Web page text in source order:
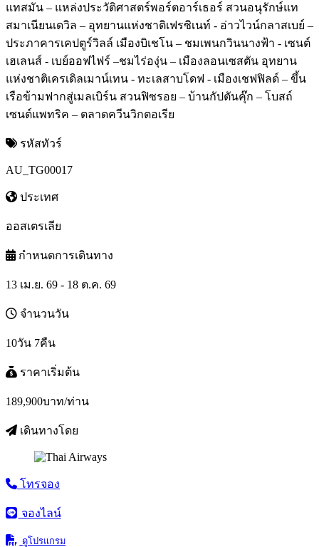
แทสมัน – แหล่งประวัติศาสตร์พอร์ตอาร์เธอร์ สวนอนุรักษ์แท
สมาเนียนเดวิล – อุทยานแห่งชาติเฟรซิเนท์ - อ่าวไวน์กลาสเบย์ –
ประภาคารเคปตูร์วิลล์ เมืองบิเชโน – ชมเพนกวินนางฟ้า - เซนต์
เฮเลนส์ - เบย์ออฟไฟร์ –ชมไร่องุ่น – เมืองลอนเซสตัน อุทยาน
แห่งชาติเครเดิลเมาน์เทน - ทะเลสาบโดฟ - เมืองเชฟฟิลด์ – ขึ้น
เรือข้ามฟากสู่เมลเบิร์น สวนฟิซรอย – บ้านกัปตันคุ๊ก – โบสถ์
เซนต์แพทริค – ตลาดควีนวิกตอเรีย
รหัสทัวร์
AU_TG00017
ประเทศ
ออสเตรเลีย
กำหนดการเดินทาง
13 เม.ย. 69 - 18 ต.ค. 69
จำนวนวัน
10วัน 7คืน
ราคาเริ่มต้น
189,900บาท/ท่าน
เดินทางโดย
โทรจอง
จองไลน์
ดูโปรแกรม